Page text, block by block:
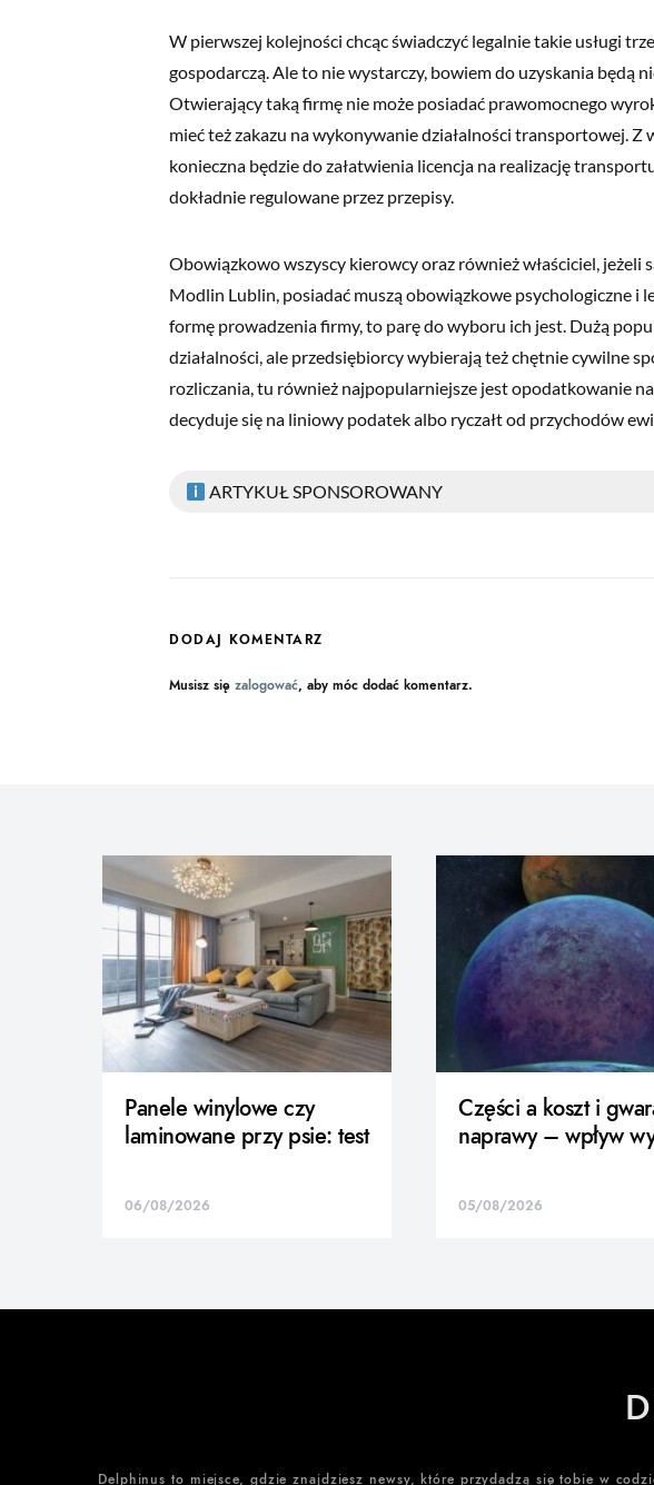
W pierwszej kolejności chcąc świadczyć legalnie takie usługi
gospodarczą. Ale to nie wystarczy, bowiem do uzyskania będą
Otwierający taką firmę nie może posiadać prawomocnego
mieć też zakazu na wykonywanie działalności transportowej. Z
konieczna będzie do załatwienia licencja na realizację
dokładnie regulowane przez przepisy.
Obowiązkowo wszyscy kierowcy oraz również właściciel, jeżeli
Modlin Lublin, posiadać muszą obowiązkowe psychologiczne i
formę prowadzenia firmy, to parę do wyboru ich jest. Dużą
działalności, ale przedsiębiorcy wybierają też chętnie cywilne
rozliczania, tu również najpopularniejsze jest opodatkowanie
decyduje się na liniowy podatek albo ryczałt od przychodów
ARTYKUŁ SPONSOROWANY
DODAJ KOMENTARZ
Musisz się zalogować, aby móc dodać komentarz.
Panele winylowe czy
laminowane przy psie: test
06/08/2026
Części a koszt i
naprawy – wpływ
05/08/2026
Delphinus to miejsce, gdzie znajdziesz newsy, które przydadzą się tobie w